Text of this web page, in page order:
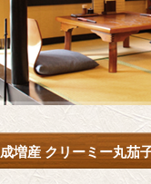
成増産 クリーミー丸茄